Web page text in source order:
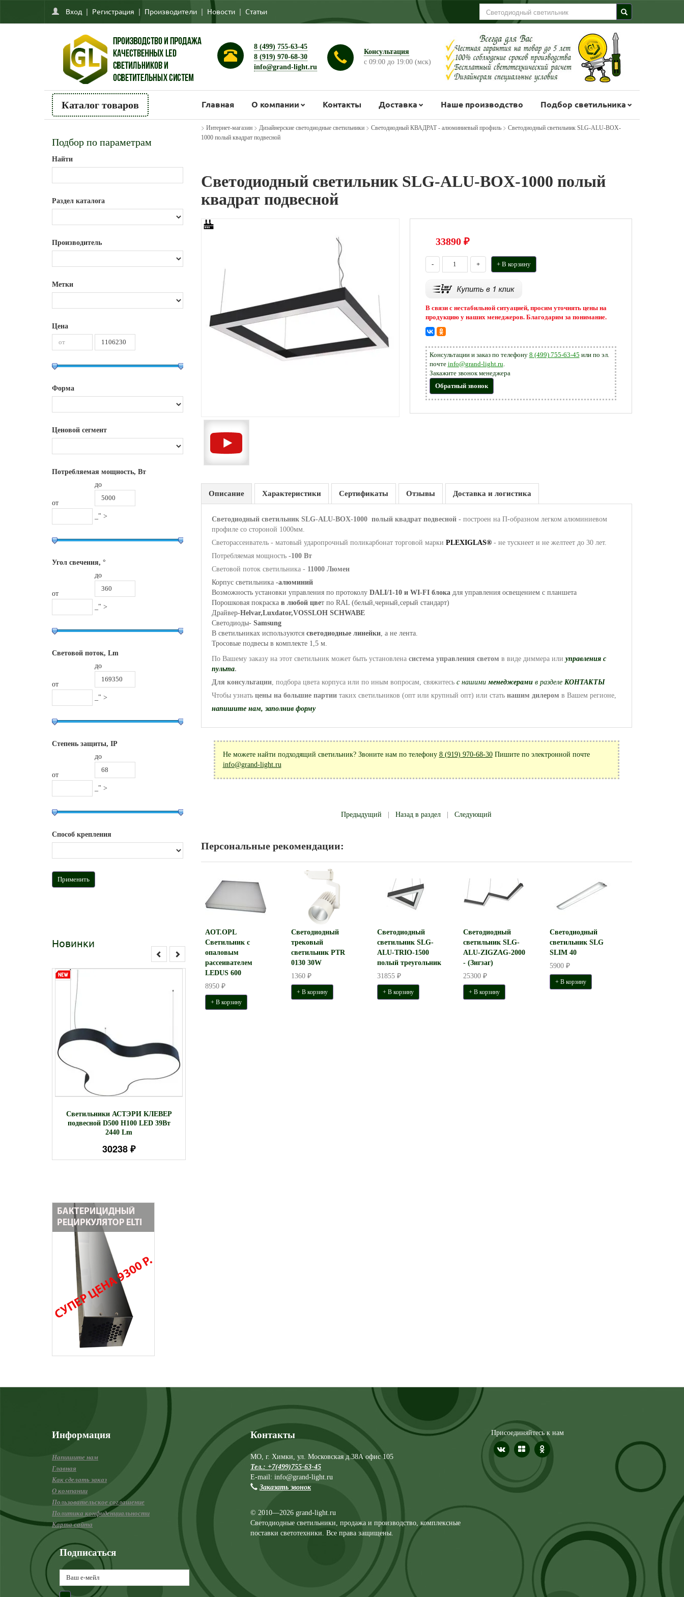
Вход | Регистрация | Производители | Новости | Статьи
8 (499) 755-63-45
8 (919) 970-68-30
info@grand-light.ru
Консультация
с 09:00 до 19:00 (мск)
Каталог товаров Главная О компании Контакты Доставка Наше производство Подбор светильника
Подбор по параметрам
Найти
Раздел каталога
Производитель
Метки
Цена
Форма
Ценовой сегмент
Потребляемая мощность, Вт
от
до
_" >
Угол свечения, °
от
до
_" >
Световой поток, Lm
от
до
_" >
Степень защиты, IP
от
до
_" >
Способ крепления
Новинки
Светильники АСТЭРИ КЛЕВЕР
подвесной D500 H100 LED 39Вт
2440 Lm
30238 ₽
> Интернет-магазин> Дизайнерские светодиодные светильники> Светодиодный КВАДРАТ - алюминиевый профиль> Светодиодный светильник SLG-ALU-BOX-
1000 полый квадрат подвесной
Светодиодный светильник SLG-ALU-BOX-1000 полый
квадрат подвесной
33890₽
- + + В корзину
В связи с нестабильной ситуацией, просим уточнять цены на
продукцию у наших менеджеров. Благодарим за понимание.
Консультации и заказ по телефону 8 (499) 755-63-45 или по эл.
почте info@grand-light.ru.
Закажите звонок менеджера
Обратный звонок
Описание Характеристики Сертификаты Отзывы Доставка и логистика
Светодиодный светильник SLG-ALU-BOX-1000 полый квадрат подвесной - построен на П-образном легком алюминиевом
профиле со стороной 1000мм.
Светорассеиватель - матовый ударопрочный поликарбонат торговой марки PLEXIGLAS®- не тускнеет и не желтеет до 30 лет.
Потребляемая мощность -100 Вт
Световой поток светильника - 11000 Люмен
Корпус светильника -алюминий
Возможность установки управления по протоколуDALI/1-10 и WI-FI блокадля управления освещением с планшета
Порошковая покраска в любой цвет по RAL (белый,черный,серый стандарт)
Драйвер-Helvar,Luxdator,VOSSLOH SCHWABE
Светодиоды- Samsung
В светильниках используются светодиодные линейки, а не лента.
Тросовые подвесы в комплекте 1,5 м.
По Вашему заказу на этот светильник может быть установленасистема управления светом в виде диммера или управления с
пульта.
Для консультации, подбора цвета корпуса или по иным вопросам, свяжитесь с нашимименеджерамив разделе КОНТАКТЫ
Чтобы узнать цены на большие партиитаких светильников (опт или крупный опт) или стать нашим дилером в Вашем регионе,
напишите нам, заполнив форму
Не можете найти подходящий светильник? Звоните нам по телефону 8 (919) 970-68-30Пишите по электронной почте
info@grand-light.ru
Предыдущий |Назад в раздел |Следующий
Персональные рекомендации:
AOT.OPL
Светильник с
опаловым
рассеивателем
LEDUS 600
8950 ₽
+ В корзину
Светодиодный
трековый
светильник PTR
0130 30W
1360 ₽
+ В корзину
Светодиодный
светильник SLG-
ALU-TRIO-1500
полый треугольник
31855 ₽
+ В корзину
Светодиодный
светильник SLG-
ALU-ZIGZAG-2000
- (Зигзаг)
25300 ₽
+ В корзину
Светодиодный
светильник SLG
SLIM 40
5900 ₽
+ В корзину
Информация
Напишите нам
Главная
Как сделать заказ
О компании
Пользовательское соглашение
Политика конфиденциальности
Карта сайта
Контакты
МО, г. Химки, ул. Московская д.38А офис 105
Тел.: +7(499)755-63-45
E-mail: info@grand-light.ru
Заказать звонок
© 2010—2026 grand-light.ru
Светодиодные светильники, продажа и производство, комплексные
поставки светотехники. Все права защищены.
Присоединяйтесь к нам
Подписаться